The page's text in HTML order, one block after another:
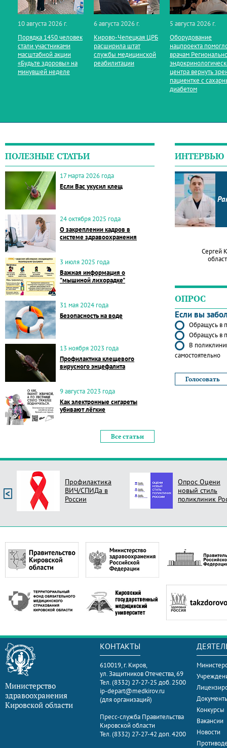
10 августа 2026 г.
Порядка 1450 человек
стали участниками
масштабной акции
«Будьте здоровы» на
минувшей неделе
6 августа 2026 г.
Кирово‑Чепецкая ЦРБ
расширила штат
службы медицинской
реабилитации
5 августа 2026 г.
Оборудование
нацпроекта
врачам
центра вернуть
пациентке с
диабетом
ПОЛЕЗНЫЕ СТАТЬИ
17 марта 2026 года
Если Вас укусил клещ
24 октября 2025 года
О закреплении кадров в
системе здравоохранения
3 июля 2025 года
Важная информация о
"мышиной лихорадке"
31 мая 2024 года
Безопасность на воде
13 ноября 2023 года
Профилактика клещевого
вирусного энцефалита
9 августа 2023 года
Как электронные сигареты
убивают лёгкие
Все статьи
ИНТЕРВЬЮ
Сергей
ОПРОС
Если вы
Обращусь в
Обращусь в
В
самостоятельно
Профилактика
ВИЧ/СПИДа в
России
Опрос Оцени
новый стиль
поликлиник
Министерство
здравоохранения
Кировской области
КОНТАКТЫ
610019, г. Киров,
ул. Защитников Отечества, 69
Тел. (8332) 27-27-25 доб. 2500
ip-depart@medkirov.ru
(для организаций)
Пресс-служба Правительства
Кировской области
Тел. (8332) 27-27-42 доп. 4200
Конкурсы
Вакансии
Новости